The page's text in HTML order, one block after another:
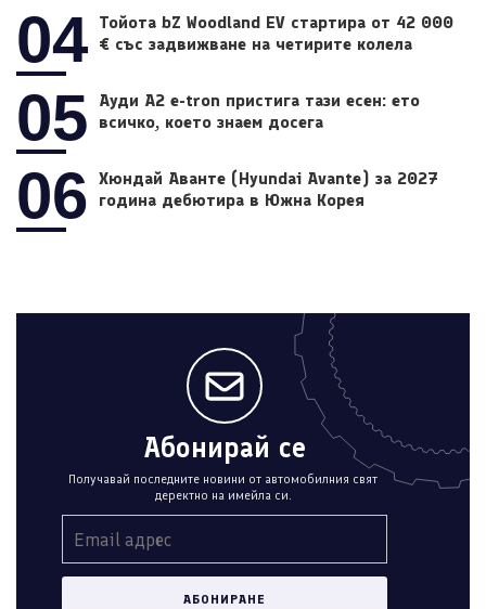
04 Тойота bZ Woodland EV стартира от 42 000
€ със задвижване на четирите колела
05
Ауди A2 e-tron пристига тази есен: ето
всичко, което знаем досега
06
Хюндай Аванте (Hyundai Avante) за 2027
година дебютира в Южна Корея
Абонирай се
Получавай последните новини от автомобилния свят
деректно на имейла си.